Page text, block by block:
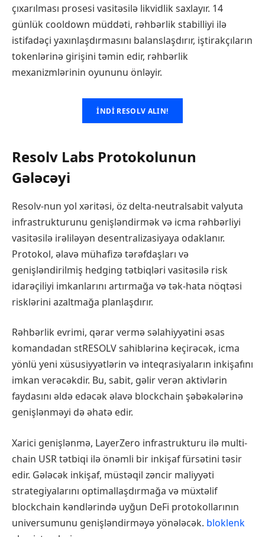
çıxarılması prosesi vasitəsilə likvidlik saxlayır. 14
günlük cooldown müddəti, rəhbərlik stabilliyi ilə
istifadəçi yaxınlaşdırmasını balanslaşdırır, iştirakçıların
tokenlərinə girişini təmin edir, rəhbərlik
mexanizmlərinin oyununu önləyir.
İNDI RESOLV ALIN!
Resolv Labs Protokolunun
Gələcəyi
Resolv-nun yol xəritəsi, öz delta-neutralsabit valyuta
infrastrukturunu genişləndirmək və icma rəhbərliyi
vasitəsilə irəliləyən desentralizasiyaya odaklanır.
Protokol, əlavə mühafizə tərəfdaşları və
genişləndirilmiş hedging tətbiqləri vasitəsilə risk
idarəçiliyi imkanlarını artırmağa və tək-hata nöqtəsi
risklərini azaltmağa planlaşdırır.
Rəhbərlik evrimi, qərar vermə səlahiyyətini əsas
komandadan stRESOLV sahiblərinə keçirəcək, icma
yönlü yeni xüsusiyyətlərin və inteqrasiyaların inkişafını
imkan verəcəkdir. Bu, sabit, gəlir verən aktivlərin
faydasını əldə edəcək əlavə blockchain şəbəkələrinə
genişlənməyi də əhatə edir.
Xarici genişlənmə, LayerZero infrastrukturu ilə multi-
chain USR tətbiqi ilə önəmli bir inkişaf fürsətini təsir
edir. Gələcək inkişaf, müstəqil zəncir maliyyəti
strategiyalarını optimallaşdırmağa və müxtəlif
blockchain kəndlərində uyğun DeFi protokollarının
universumunu genişləndirməyə yönələcək. bloklenk